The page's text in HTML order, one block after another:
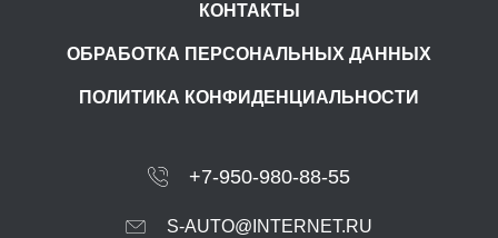
КОНТАКТЫ
ОБРАБОТКА ПЕРСОНАЛЬНЫХ ДАННЫХ
ПОЛИТИКА КОНФИДЕНЦИАЛЬНОСТИ
+7-950-980-88-55
S-AUTO@INTERNET.RU